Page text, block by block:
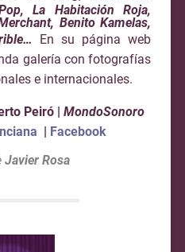
La Habitación Roja,
Benito Kamelas,
En su página web
galería con fotografías
e internacionales.
Peiró | MondoSonoro
na | Facebook
Javier Rosa